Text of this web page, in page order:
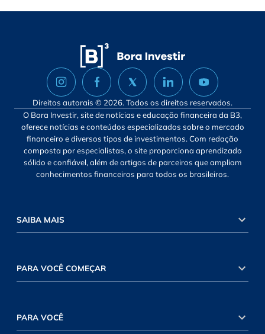
Direitos autorais © 2026. Todos os direitos reservados.
O Bora Investir, site de notícias e educação financeira da B3,
oferece notícias e conteúdos especializados sobre o mercado
financeiro e diversos tipos de investimentos. Com redação
composta por especialistas, o site proporciona aprendizado
sólido e confiável, além de artigos de parceiros que ampliam
conhecimentos financeiros para todos os brasileiros.
SAIBA MAIS
PARA VOCÊ COMEÇAR
PARA VOCÊ